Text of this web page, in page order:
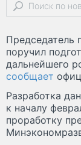
Председатель
поручил
дальнейшего
сообщает
Разработка
к началу
проработку